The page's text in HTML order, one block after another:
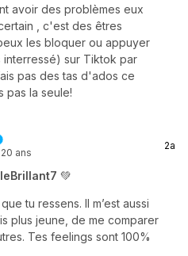
avoir des problèmes eux
, c'est des êtres
les bloquer ou appuyer
interressé) sur Tiktok par
pas des tas d'ados ce
pas la seule!
20 ans
2a
💚
tu ressens. Il m’est aussi
plus jeune, de me comparer
Tes feelings sont 100%